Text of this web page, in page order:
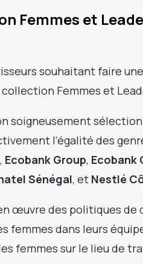
Femmes et
souhaitant faire
Femmes et
soigneusement
l’égalité des
, Ecobank Group, Ecobank
Sénégal, et Nestlé
œuvre des politiques
femmes dans leurs
femmes sur le lieu de
Pulse54
et nouveau dans
en Afrique. Livré